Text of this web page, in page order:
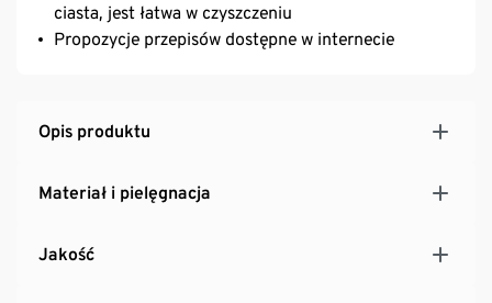
ciasta, jest łatwa w czyszczeniu
Propozycje przepisów dostępne w internecie
Opis produktu
Materiał i pielęgnacja
Jakość